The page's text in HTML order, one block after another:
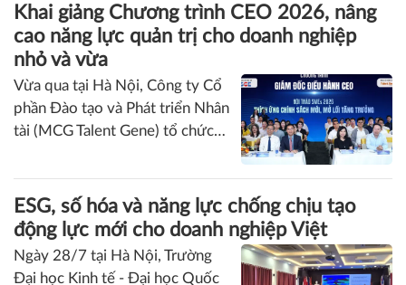
một số trường hợp điển hình có hành vi phạm tội liên
quan AI ở Liên minh Châu Âu (EU), Hoa Kỳ và Trung
Quốc. Qua đó, đề xuất xây dựng khung lý thuyết trách
nhiệm hình sự trong môi trường số, làm cơ sở sửa đổi, bổ
sung cấu trúc trách nhiệm pháp lý ở một số tội danh của
Bộ luật Hình sự (BLHS).
Trong nền kinh tế hiện đại đầy
biến động, thuật ngữ "quản trị"
và "quản lý" thường bị sử dụng
thay thế cho nhau trong giao
tiếp hàng ngày. Tuy nhiên, dưới
góc độ khoa học tổ chức và
những tư duy, kỹ năng và tầm
nhìn riêng biệt.
Khai giảng Chương trình CEO 2026, nâng
cao năng lực quản trị cho doanh nghiệp
nhỏ và vừa
Vừa qua tại Hà Nội, Công ty Cổ
phần Đào tạo và Phát triển Nhân
tài (MCG Talent Gene) tổ chức
Lễ khai giảng Chương trình Giám